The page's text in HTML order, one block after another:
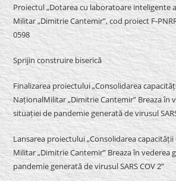
Proiectul „Dotarea cu laboratoare inteligente
Militar „Dimitrie Cantemir”, cod proiect F-
0598
Sprijin construire biserică
Finalizarea proiectului „Consolidarea
NaționalMilitar „Dimitrie Cantemir” Breaza în
situației de pandemie generată de virusul
Lansarea proiectului „Consolidarea
Militar „Dimitrie Cantemir” Breaza în vederea
pandemie generată de virusul SARS COV 2”